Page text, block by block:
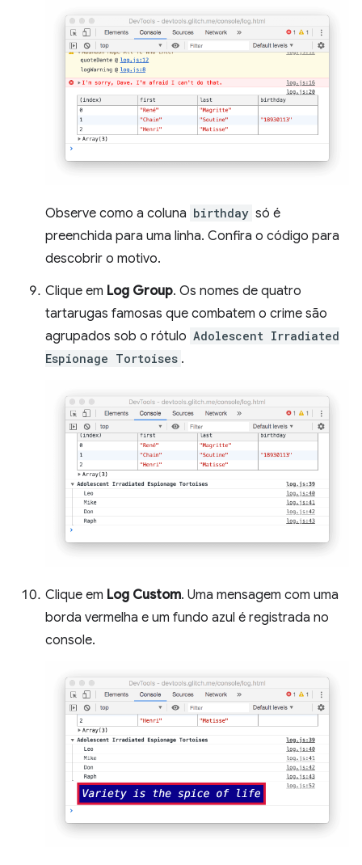
Observe como a coluna birthday só é
preenchida para uma linha. Confira o código para
descobrir o motivo.
Clique em Log Group. Os nomes de quatro
tartarugas famosas que combatem o crime são
agrupados sob o rótulo Adolescent Irradiated
Espionage Tortoises .
Clique em Log Custom. Uma mensagem com uma
borda vermelha e um fundo azul é registrada no
console.